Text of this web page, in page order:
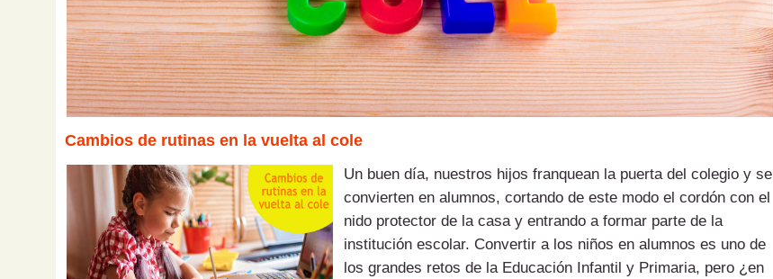
Cambios de rutinas en la vuelta al cole
Un buen día, nuestros hijos franquean la puerta del colegio y se
convierten en alumnos, cortando de este modo el cordón con el
nido protector de la casa y entrando a formar parte de la
institución escolar. Convertir a los niños en alumnos es uno de
los grandes retos de la Educación Infantil y Primaria, pero ¿en